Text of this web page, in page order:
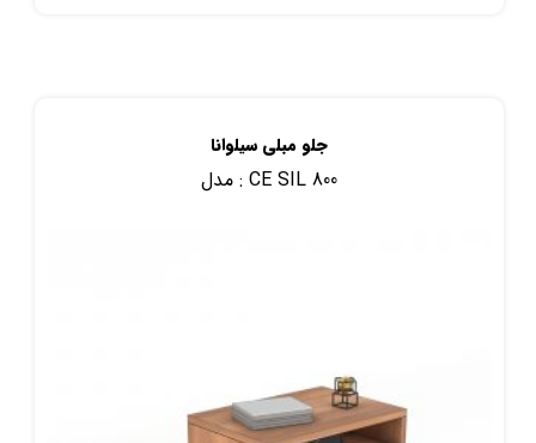
جلو مبلی سیلوانا
مدل : CE SIL 800